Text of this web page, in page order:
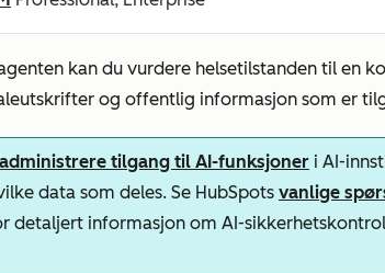
kan du vurdere helsetilstanden til en
og offentlig informasjon som er
administrere tilgang til AI-funksjoner i AI-
data som deles. Se HubSpots vanlige
detaljert informasjon om AI-